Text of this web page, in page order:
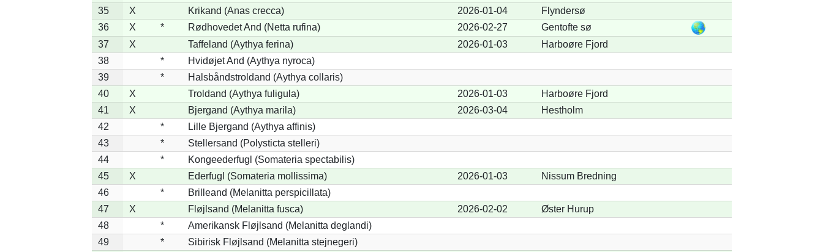
35
X Krikand (Anas crecca) 2026-01-04
Flyndersø
36
X * Rødhovedet And (Netta rufina) 2026-02-27
Gentofte sø
37
X Taffeland (Aythya ferina) 2026-01-03
Harboøre Fjord
38
*
Hvidøjet And (Aythya nyroca)
39
*
Halsbåndstroldand (Aythya collaris)
40
X Troldand (Aythya fuligula) 2026-01-03
Harboøre Fjord
41
X Bjergand (Aythya marila) 2026-03-04
Hestholm
42
*
Lille Bjergand (Aythya affinis)
43
*
Stellersand (Polysticta stelleri)
44
*
Kongeederfugl (Somateria spectabilis)
45
X Ederfugl (Somateria mollissima) 2026-01-03
Nissum Bredning
46
*
Brilleand (Melanitta perspicillata)
47
X Fløjlsand (Melanitta fusca) 2026-02-02
Øster Hurup
48
*
Amerikansk Fløjlsand (Melanitta deglandi)
49
*
Sibirisk Fløjlsand (Melanitta stejnegeri)